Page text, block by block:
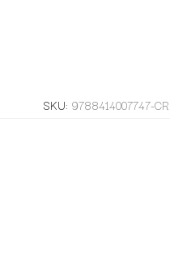
SKU: 9788414007747-CR